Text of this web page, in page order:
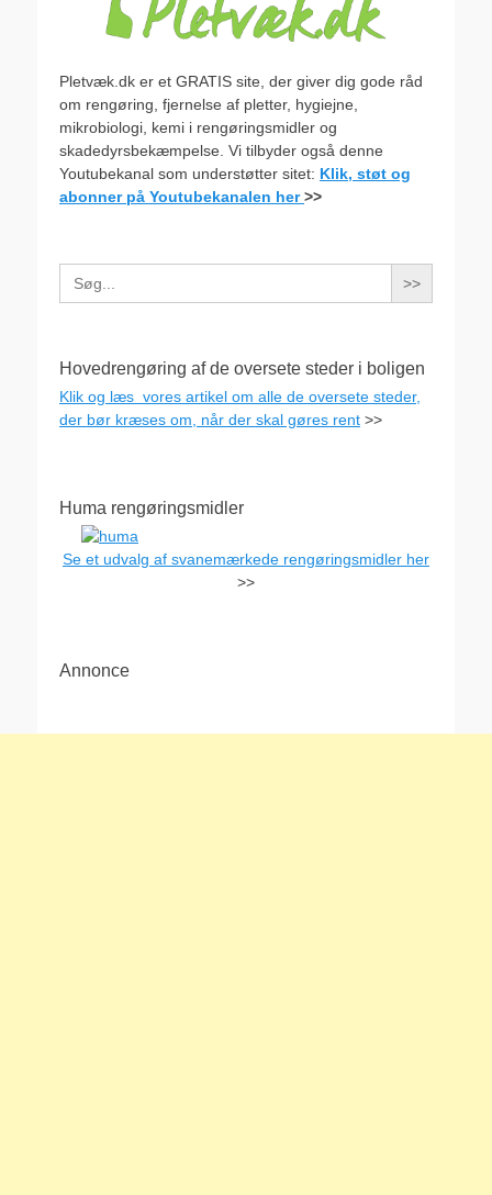
Pletvæk.dk er et GRATIS site, der giver dig gode råd
om rengøring, fjernelse af pletter, hygiejne,
mikrobiologi, kemi i rengøringsmidler og
skadedyrsbekæmpelse. Vi tilbyder også denne
Youtubekanal som understøtter sitet: Klik, støt og
abonner på Youtubekanalen her>>
Search
for:
Hovedrengøring af de oversete steder i boligen
Klik og læs vores artikel om alle de oversete steder,
der bør kræses om, når der skal gøres rent >>
Huma rengøringsmidler
Se et udvalg af svanemærkede rengøringsmidler her
>>
Annonce